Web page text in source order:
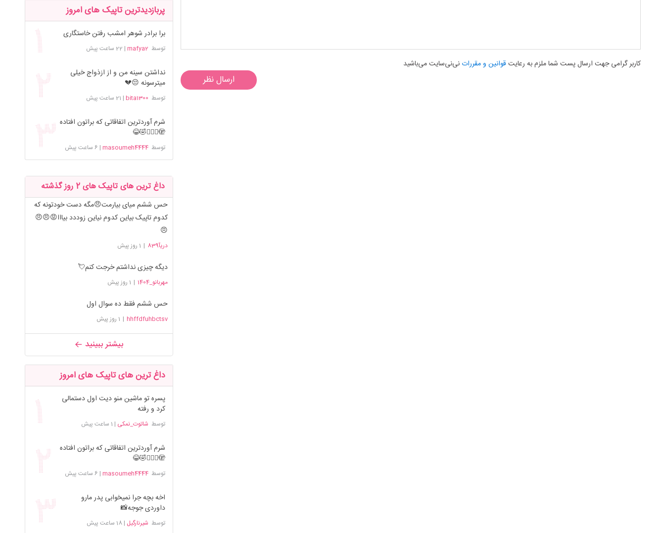
کاربر گرامی جهت ارسال پست شما ملزم به رعایت قوانین و مقرراتنی‌نی‌سایت می‌باشید
ارسال نظر
پربازدیدترین تاپیک های امروز
برا برادر شوهر امشب رفتن خاستگاری
توسط mafya2
| 22 ساعت پیش
نداشتن سینه من و از ازذواج خیلی
میترسونه 😔💔
توسط bita1300
| 21 ساعت پیش
شرم آوردترین اتفاقاتی که براتون افتاده
🫣🤦🏻‍♀️🤣😂
توسطmasoumeh4444
| 6 ساعت پیش
داغ ترین های تاپیک های 2 روز گذشته
حس ششم میای بیارمت😠مگه دست خودتونه که
کدوم تاپیک بیاین کدوم نیاین زوددد بیااا😡😠😠
😠
دریآ839 | 1 روز پیش
دیگه چیزی نداشتم خرجت کنم💘
مهربانو_1404 | 1 روز پیش
حس ششم فقط ده سوال اول
hhffdfuhbctsv
| 1 روز پیش
بیشتر ببینید
داغ ترین های تاپیک های امروز
پسره تو ماشین منو دیت اول دستمالی
کرد و رفته
توسط شاتوت_نمکی | 1 ساعت پیش
شرم آوردترین اتفاقاتی که براتون افتاده
🫣🤦🏻‍♀️🤣😂
توسطmasoumeh4444
| 6 ساعت پیش
اخه بچه جرا نمیخوابی پدر مارو
داوردی جوجه📸
توسط شیرنارگیل |18 ساعت پیش